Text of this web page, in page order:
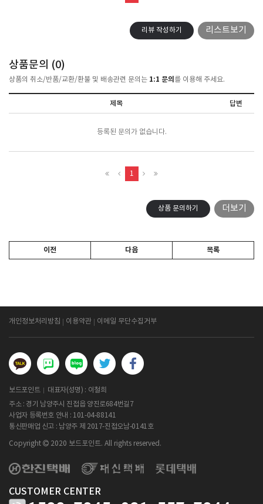
리뷰 작성하기 리스트보기
상품문의 (0)
상품의 취소/반품/교환/환불 및 배송관련 문의는 1:1 문의 를 이용해 주세요.
제목 답변
등록된 문의가 없습니다.
1
상품 문의하기 더보기
이전 다음 목록
개인정보처리방침 이용약관 이메일 무단수집거부
보드포인트
대표자(성명) : 이철희
주소 : 경기 남양주시 진접읍 양진로684번길7
사업자 등록번호 안내 : 101-04-88141
통신판매업 신고 : 남양주 제 2017-진접오남-0141호
Copyright 2020 보드포인트. All rights reserved.
CUSTOMER CENTER